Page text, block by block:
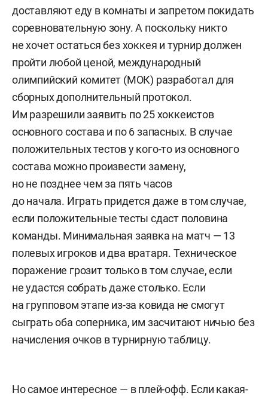
доставляют еду в комнаты и запретом покидать
соревновательную зону. А поскольку никто
не хочет остаться без хоккея и турнир должен
пройти любой ценой, международный
олимпийский комитет (МОК) разработал для
сборных дополнительный протокол.
Им разрешили заявить по 25 хоккеистов
основного состава и по 6 запасных. В случае
положительных тестов у кого-то из основного
состава можно произвести замену,
но не позднее чем за пять часов
до начала. Играть придется даже в том случае,
если положительные тесты сдаст половина
команды. Минимальная заявка на матч — 13
полевых игроков и два вратаря. Техническое
поражение грозит только в том случае, если
не удастся собрать даже столько. Если
на групповом этапе из-за ковида не смогут
сыграть оба соперника, им засчитают ничью без
начисления очков в турнирную таблицу.
Но самое интересное — в плей-офф. Если какая-